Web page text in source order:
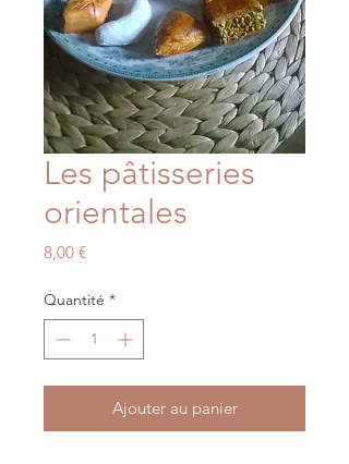
Les pâtisseries
orientales
8,00 €Prix
Quantité *
Ajouter au panier